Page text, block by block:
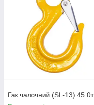
Гак чалочний (SL-13) 45.0т